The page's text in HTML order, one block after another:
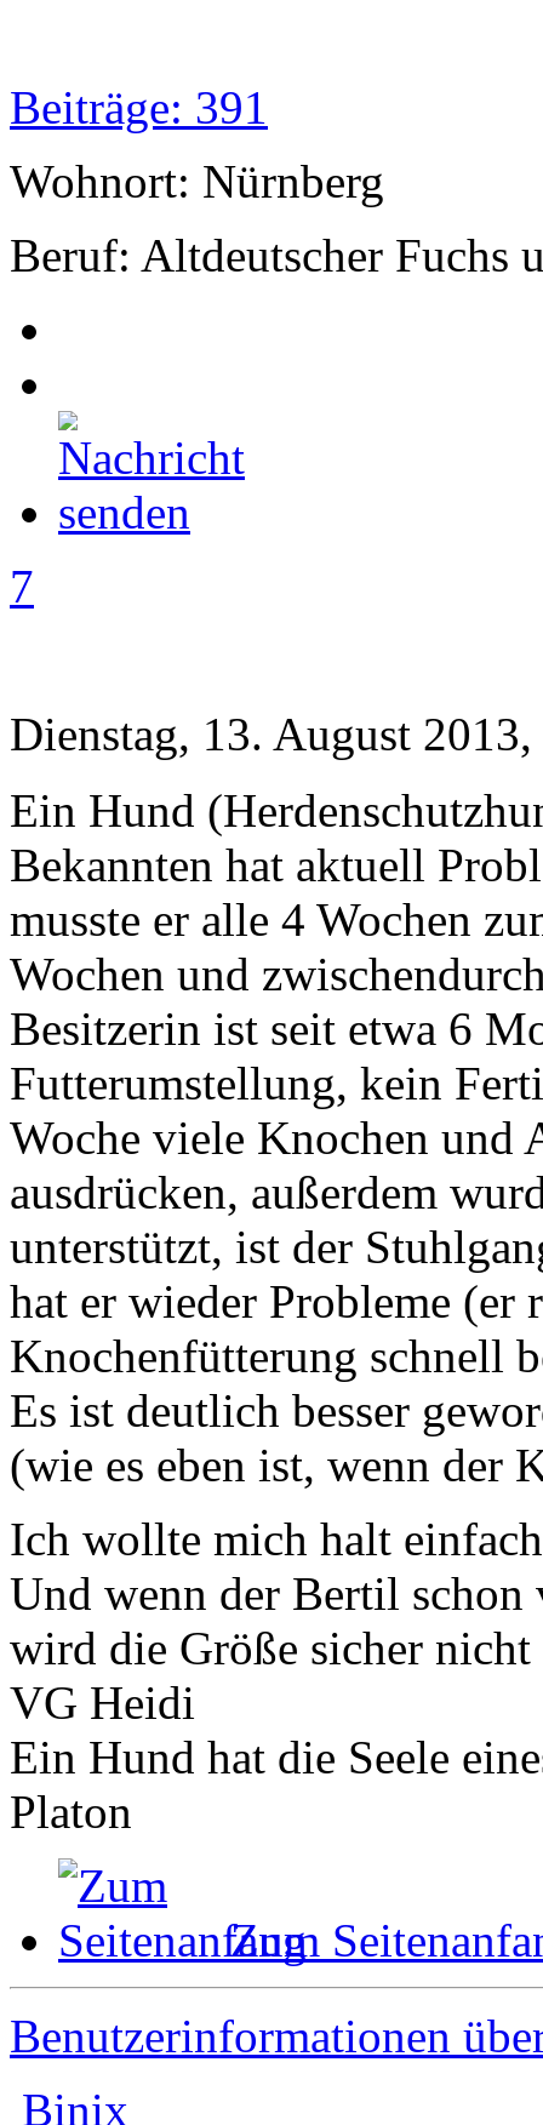
Beiträge: 391
Wohnort: Nürnberg
Beruf: Altdeutscher Fuchs
7
Dienstag, 13. August
Ein Hund
Bekannten hat aktuell
musste er alle 4 Wochen
Wochen und
Besitzerin ist seit etwa 6
Futterumstellung, kein
Woche viele Knochen und
ausdrücken, außerdem
unterstützt, ist der
hat er wieder Probleme (er
Knochenfütterung schnell
Es ist deutlich besser
(wie es eben ist, wenn der
Ich wollte mich halt
Und wenn der Bertil schon
wird die Größe sicher
VG Heidi
Ein Hund hat die Seele
Platon
Zum
Benutzerinformationen
Binix